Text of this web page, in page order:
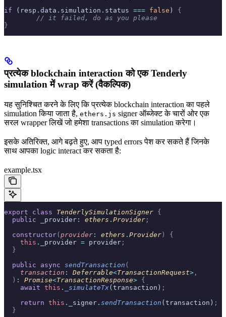
if (resp . data . simulation . status === false ) {
	// it failed, do as you please
}
प्रत्येक blockchain interaction को एक Tenderly
simulation में wrap करें (वैकल्पिक)
यह सुनिश्चित करने के लिए कि प्रत्येक blockchain interaction का पहले
simulation किया जाता है, ethers.js signer ऑब्जेक्ट के चारों ओर एक
सरल wrapper लिखें जो हमेशा transactions का simulation करेगा।
इसके अतिरिक्त, आगे बढ़ते हुए, आप typed errors पेश कर सकते हैं जिनके
साथ आपका logic interact कर सकता है:
example.tsx
export class TenderlySimulationSigner {
  public
_provider : ethers . Provider ;
  constructor
( provider : ethers . Provider )
{
    this
. _provider = provider ;
  }
  public
async sendTransaction (
    transaction
: Deferrable<TransactionRequest> ,
  )
: Promise<TransactionResponse> {
    await
this . _simulateTx(transaction) ;
    return
this . _signer . sendTransaction (transaction) ;
  }